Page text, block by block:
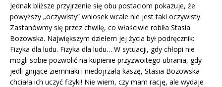
Jednak bliższe przyjrzenie się obu postaciom pokazuje, że
powyższy „oczywisty” wniosek wcale nie jest taki oczywisty.
Zastanówmy się przez chwilę, co właściwie robiła Stasia
Bozowska. Największym dziełem jej życia był podręcznik:
Fizyka dla ludu. Fizyka dla ludu… W sytuacji, gdy chłopi nie
mogli sobie pozwolić na kupienie przyzwoitego ubrania, gdy
jedli gnijące ziemniaki i niedojrzałą kaszę, Stasia Bozowska
chciała ich uczyć fizyki! Nie wiem, czy mam rację, ale wydaje